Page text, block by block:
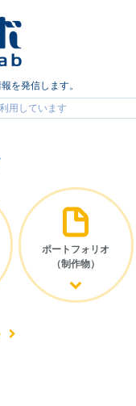
を発信します。
ポートフォリオ
（制作物）